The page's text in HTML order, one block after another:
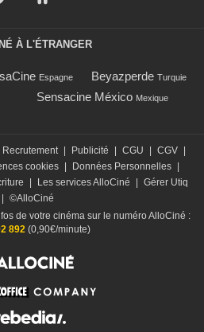
À L'ÉTRANGER
Espagne Beyazperde Turquie
Sensacine México Mexique
Recrutement Publicité CGU CGV
cookies Données Personnelles
Les services AlloCiné
Gérer Utiq
©AlloCiné
de votre cinéma sur le numéro AlloCiné :
892(0,90€/minute)